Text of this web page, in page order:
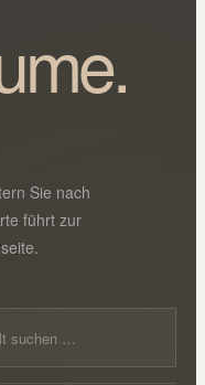
Sie nach
führt zur